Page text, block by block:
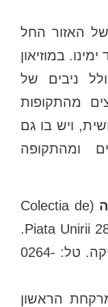
של האזור החל
במוזיאון
כולל ניבים של
מהתקופות
ויש בו גם
ומהתקופה
(Colectia de
Istorie a Farmaciei). כתובת: Piata Unirii 28.
בתוך כיכר האחדות בעיר העתיקה. טל: 0264-
הראשון